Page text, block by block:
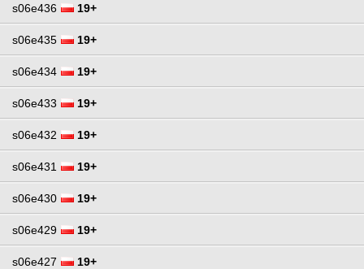
s06e436 19+
s06e435 19+
s06e434 19+
s06e433 19+
s06e432 19+
s06e431 19+
s06e430 19+
s06e429 19+
s06e427 19+